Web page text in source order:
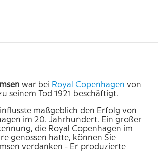
war bei Royal Copenhagen von
seinem Tod 1921 beschäftigt.
maßgeblich den Erfolg von
im 20. Jahrhundert. Ein großer
die Royal Copenhagen im
genossen hatte, können Sie
verdanken - Er produzierte